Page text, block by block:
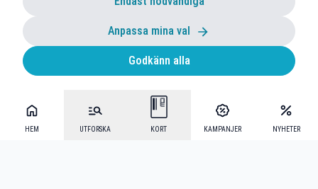
HEM UTFORSKA KORT KAMPANJER NYHETER
Anpassa mina val
Godkänn alla